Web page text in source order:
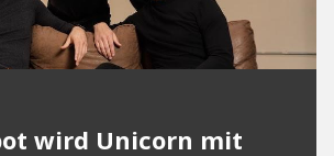
wird Unicorn mit